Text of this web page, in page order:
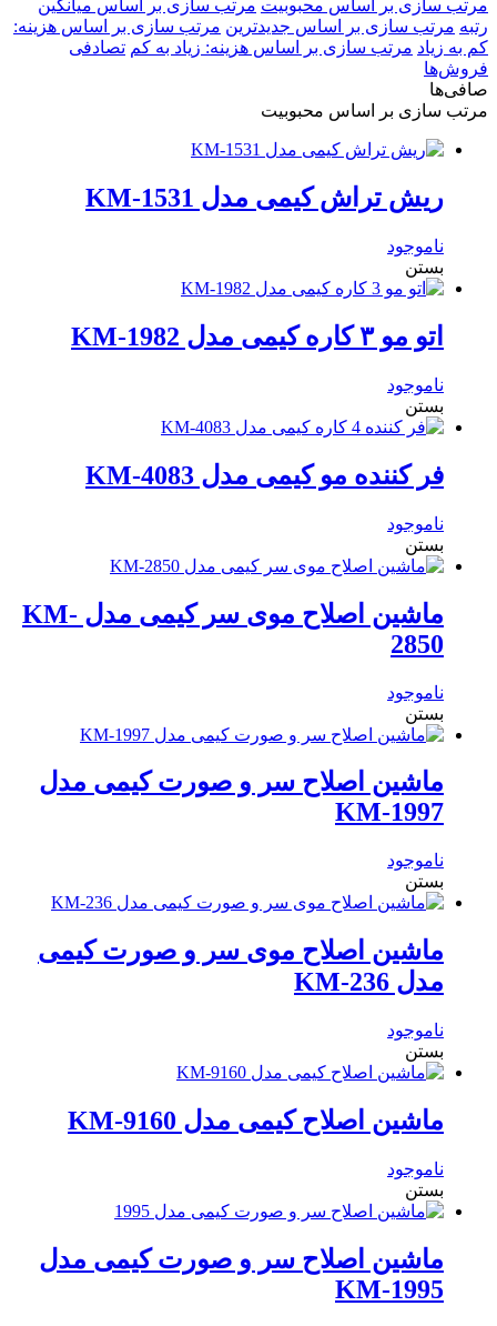
مرتب سازی بر اساس محبوبیت مرتب سازی بر اساس میانگین
رتبه مرتب سازی بر اساس جدیدترین مرتب سازی بر اساس هزینه:
کم به زیاد مرتب سازی بر اساس هزینه: زیاد به کم تصادفی
فروش‌ها
صافی‌ها
مرتب سازی بر اساس محبوبیت
ریش تراش کیمی مدل KM-1531
ناموجود
بستن
اتو مو ۳ کاره کیمی مدل KM-1982
ناموجود
بستن
فر کننده مو کیمی مدل KM-4083
ناموجود
بستن
ماشین اصلاح موی سر کیمی مدل KM-
2850
ناموجود
بستن
ماشین اصلاح سر و صورت کیمی مدل
KM-1997
ناموجود
بستن
ماشین اصلاح موی سر و صورت کیمی
مدل KM-236
ناموجود
بستن
ماشین اصلاح کیمی مدل KM-9160
ناموجود
بستن
ماشین اصلاح سر و صورت کیمی مدل
KM-1995